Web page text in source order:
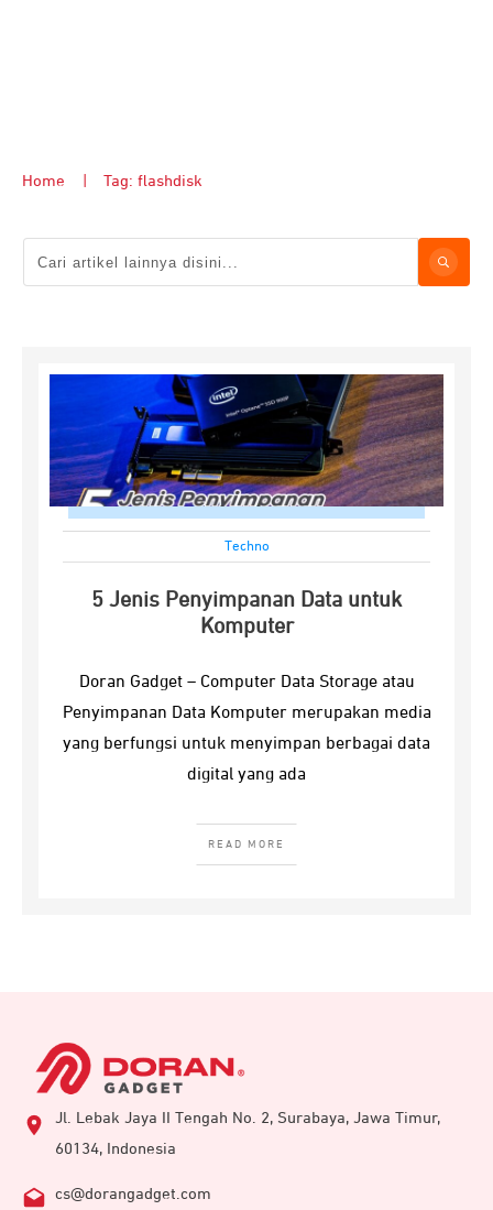
Home Tag: flashdisk
Techno
5 Jenis Penyimpanan Data untuk
Komputer
Doran Gadget – Computer Data Storage atau
Penyimpanan Data Komputer merupakan media
yang berfungsi untuk menyimpan berbagai data
digital yang ada
READ MORE
Jl. Lebak Jaya II Tengah No. 2, Surabaya, Jawa Timur,
60134, Indonesia
cs@dorangadget.com